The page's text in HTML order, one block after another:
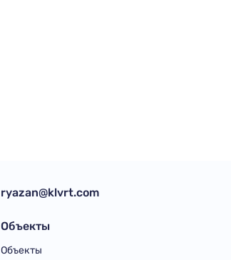
ryazan@klvrt.com
Объекты
Объекты